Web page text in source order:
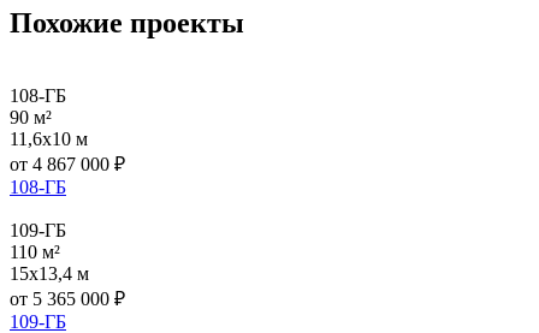
Похожие проекты
108-ГБ
90 м²
11,6x10 м
от 4 867 000 ₽
108-ГБ
109-ГБ
110 м²
15x13,4 м
от 5 365 000 ₽
109-ГБ